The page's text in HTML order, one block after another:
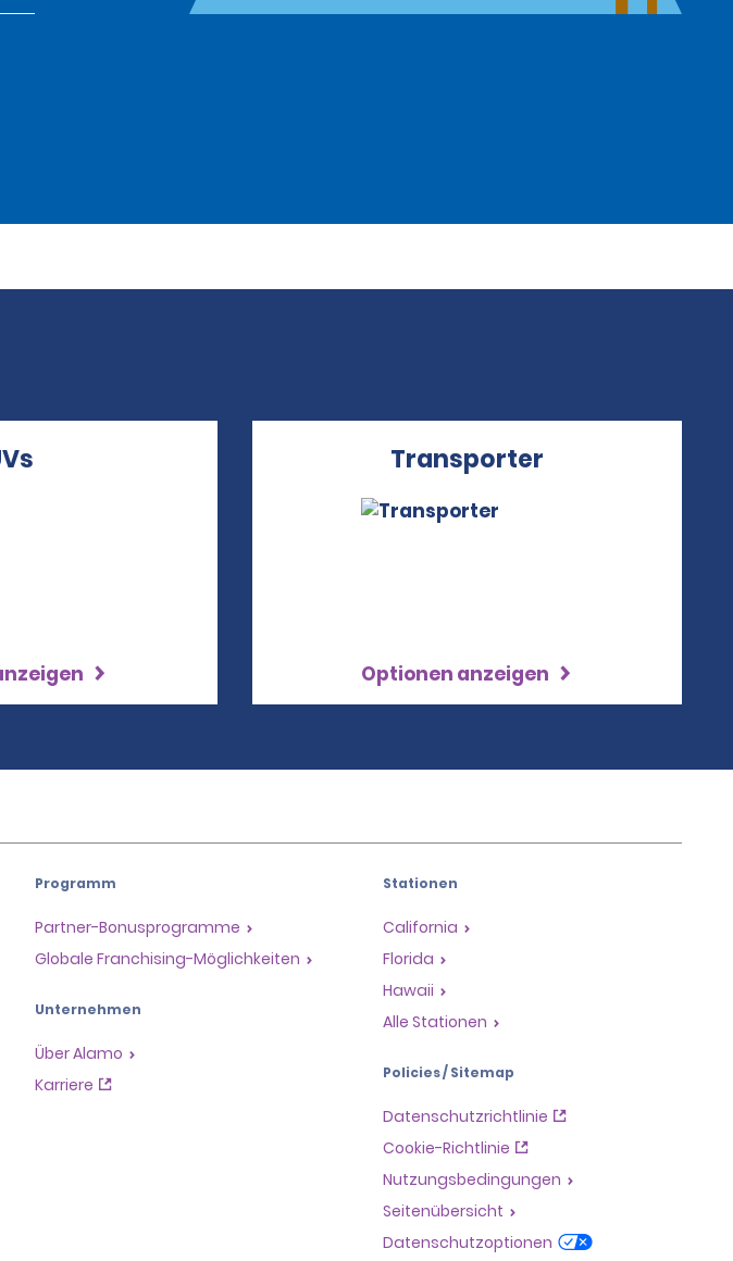
Transporter
Optionen anzeigen
Programm
Partner-Bonusprogramme
Globale Franchising-Möglichkeiten
Unternehmen
Über Alamo
Karriere
Stationen
California
Florida
Hawaii
Alle Stationen
Policies / Sitemap
Datenschutzrichtlinie
Cookie-Richtlinie
Nutzungsbedingungen
Seitenübersicht
Datenschutzoptionen